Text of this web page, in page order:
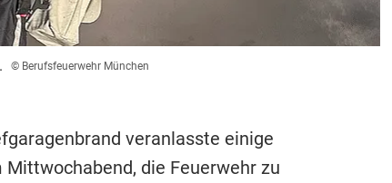
© Berufsfeuerwehr München
veranlasste einige
die Feuerwehr zu